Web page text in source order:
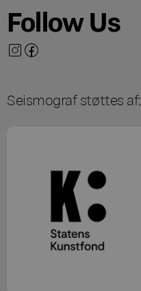
Follow Us
Seismograf støttes af: